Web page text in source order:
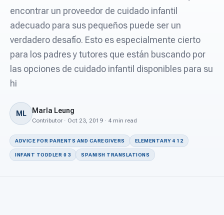
For PreK & Sped Directors
For Superintendents
encontrar un proveedor de cuidado infantil
adecuado para sus pequeños puede ser un
verdadero desafío. Esto es especialmente cierto
para los padres y tutores que están buscando por
las opciones de cuidado infantil disponibles para su
hi
ML Marla Leung
Contributor · Oct 23, 2019 · 4 min read
ADVICE FOR PARENTS AND CAREGIVERS ELEMENTARY 4 12
INFANT TODDLER 0 3 SPANISH TRANSLATIONS